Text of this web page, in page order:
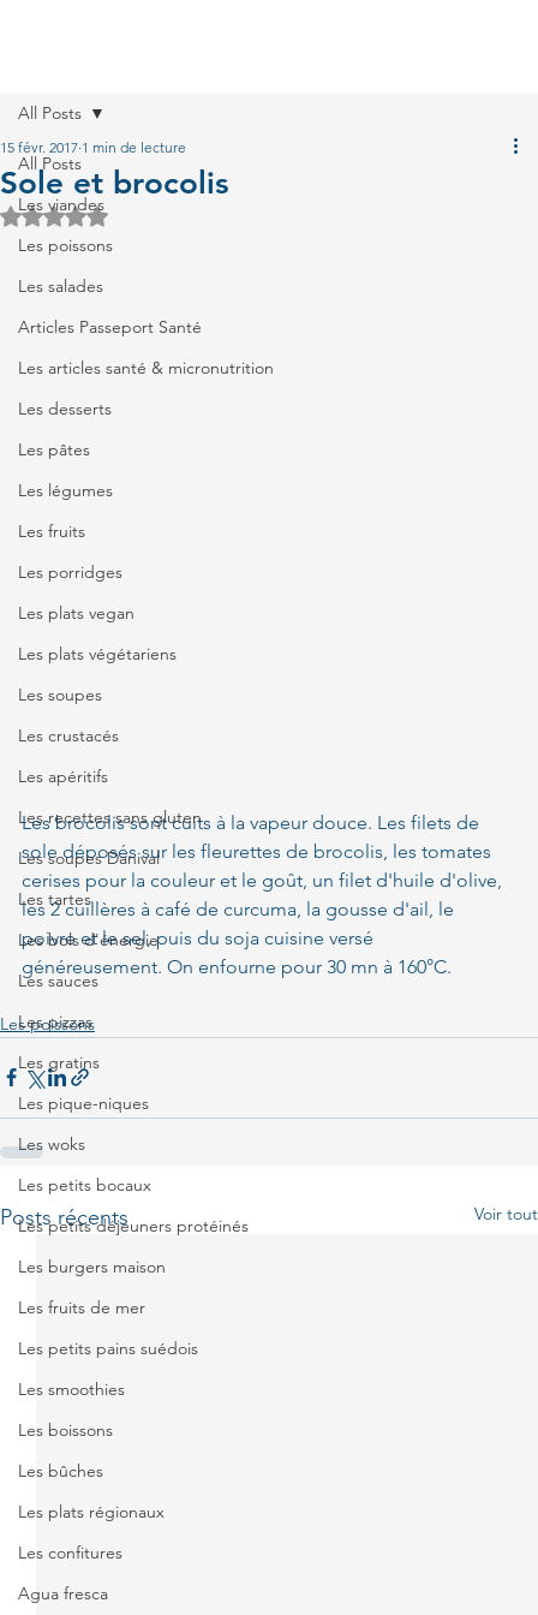
All Posts
Les viandes
Les poissons
Les salades
Articles Passeport Santé
Les articles santé & micronutrition
Les desserts
Les pâtes
Les légumes
Les fruits
Les porridges
Les plats vegan
Les plats végétariens
Les soupes
Les crustacés
Les apéritifs
Les recettes sans gluten
Les soupes Danival
Les tartes
Les bols d'énergie
Les sauces
Les pizzas
Les gratins
Les pique-niques
Les woks
Les petits bocaux
Les petits déjeuners protéinés
Les burgers maison
Les fruits de mer
Les petits pains suédois
Les smoothies
Les boissons
Les bûches
Les plats régionaux
Les confitures
Agua fresca
All Posts
Sole et brocolis
15 févr. 2017 1 min de lecture
Noté NaN étoiles sur 5.
Les brocolis sont cuits à la vapeur douce. Les filets de
sole déposés sur les fleurettes de brocolis, les tomates
cerises pour la couleur et le goût, un filet d'huile d'olive,
les 2 cuillères à café de curcuma, la gousse d'ail, le
poivre et le sel, puis du soja cuisine versé
généreusement. On enfourne pour 30 mn à 160°C.
Les poissons
Posts récents Voir tout